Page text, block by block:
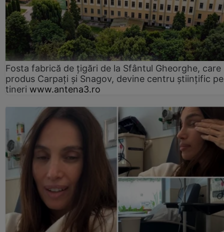
Fosta fabrică de țigări de la Sfântul Gheorghe, care
produs Carpați și Snagov, devine centru științific
tineri www.antena3.ro